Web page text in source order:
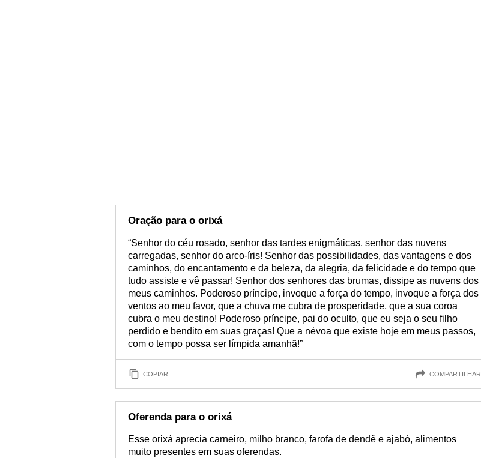
Oração para o orixá
“Senhor do céu rosado, senhor das tardes enigmáticas, senhor das nuvens
carregadas, senhor do arco-íris! Senhor das possibilidades, das vantagens e dos
caminhos, do encantamento e da beleza, da alegria, da felicidade e do tempo que
tudo assiste e vê passar! Senhor dos senhores das brumas, dissipe as nuvens dos
meus caminhos. Poderoso príncipe, invoque a força do tempo, invoque a força dos
ventos ao meu favor, que a chuva me cubra de prosperidade, que a sua coroa
cubra o meu destino! Poderoso príncipe, pai do oculto, que eu seja o seu filho
perdido e bendito em suas graças! Que a névoa que existe hoje em meus passos,
com o tempo possa ser límpida amanhã!”
COPIAR COMPARTILHAR
Oferenda para o orixá
Esse orixá aprecia carneiro, milho branco, farofa de dendê e ajabó, alimentos
muito presentes em suas oferendas.